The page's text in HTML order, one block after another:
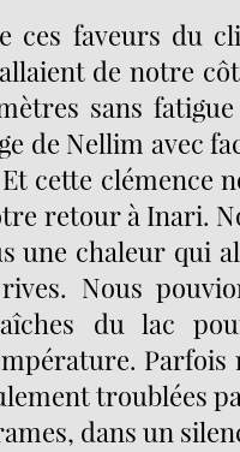
ces faveurs du
de notre
sans fatigue
de Nellim avec
cette clémence
retour à Inari.
une chaleur qui
Nous
du lac
Parfois
troublées
dans un